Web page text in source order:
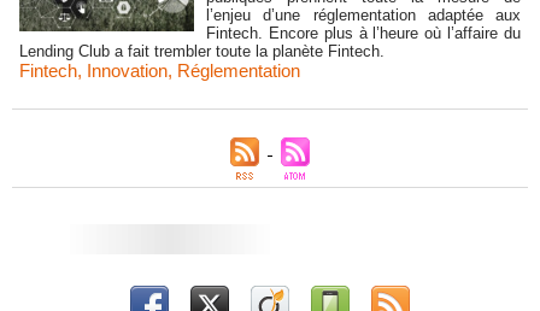
l’enjeu d’une réglementation adaptée aux
Fintech. Encore plus à l’heure où l’affaire du
Lending Club a fait trembler toute la planète Fintech.
Fintech, Innovation, Réglementation